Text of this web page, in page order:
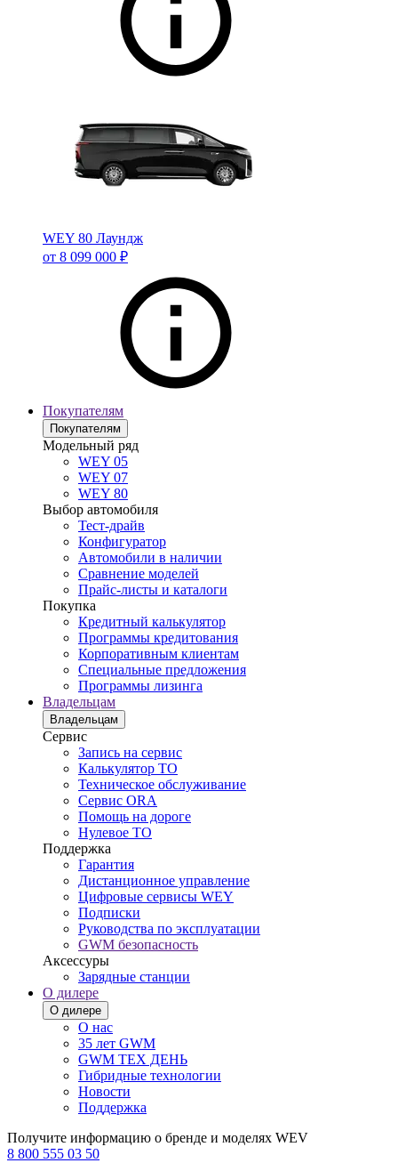
WEY 80 Лаундж
от 8 099 000 ₽
Покупателям
Покупателям
Модельный ряд
WEY 05
WEY 07
WEY 80
Выбор автомобиля
Тест-драйв
Конфигуратор
Автомобили в наличии
Сравнение моделей
Прайс-листы и каталоги
Покупка
Кредитный калькулятор
Программы кредитования
Корпоративным клиентам
Специальные предложения
Программы лизинга
Владельцам
Владельцам
Сервис
Запись на сервис
Калькулятор ТО
Техническое обслуживание
Сервис ORA
Помощь на дороге
Нулевое ТО
Поддержка
Гарантия
Дистанционное управление
Цифровые сервисы WEY
Подписки
Руководства по эксплуатации
GWM безопасность
Аксессуры
Зарядные станции
О дилере
О дилере
О нас
35 лет GWM
GWM ТЕХ ДЕНЬ
Гибридные технологии
Новости
Поддержка
Получите информацию о бренде и моделях WEV
8 800 555 03 50